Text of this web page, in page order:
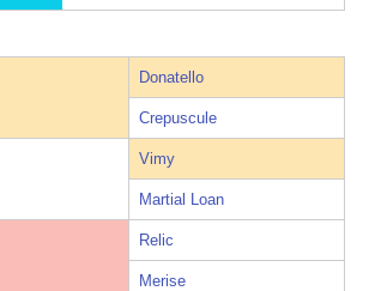
Donatello
Crepuscule
Vimy
Martial Loan
Relic
Merise